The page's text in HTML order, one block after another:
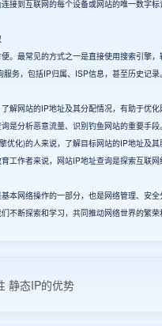
到互联网的每个设备或网站的唯一数字标
最常见的方式之一是直接使用搜索引擎，
务，包括IP归属、ISP信息，甚至历史记录
网站的IP地址及其分配情况，有助于优化
分析恶意流量、识别钓鱼网站的重要手段
化)的人来说，了解目标网站的IP地址及其
作者来说，网站IP地址查询是探索互联网
网络操作的一部分，也是网络管理、安全
不断探索和学习，共同推动网络世界的繁荣
静态IP的优势